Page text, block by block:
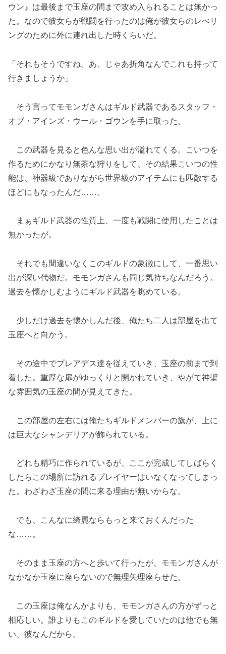
ウン』は最後まで玉座の間まで攻め入られることは無かっ
た。なので彼女らが戦闘を行ったのは俺が彼女らのレべリ
ングのために外に連れ出した時くらいだ。
「それもそうですね。あ、じゃあ折角なんでこれも持って
行きましょうか」
そう言ってモモンガさんはギルド武器であるスタッフ・
オブ・アインズ・ウール・ゴウンを手に取った。
この武器を見ると色んな思い出が溢れてくる。こいつを
作るためにかなり無茶な狩りをして、その結果こいつの性
能は、神器級でありながら世界級のアイテムにも匹敵する
ほどにもなったんだ……。
まぁギルド武器の性質上、一度も戦闘に使用したことは
無かったが。
それでも間違いなくこのギルドの象徴にして、一番思い
出が深い代物だ。モモンガさんも同じ気持ちなんだろう。
過去を懐かしむようにギルド武器を眺めている。
少しだけ過去を懐かしんだ後、俺たち二人は部屋を出て
玉座へと向かう。
その途中でプレアデス達を従えていき、玉座の前まで到
着した。重厚な扉がゆっくりと開かれていき、やがて神聖
な雰囲気の玉座の間が見えてきた。
この部屋の左右には俺たちギルドメンバーの旗が、上に
は巨大なシャンデリアが飾られている。
どれも精巧に作られているが、ここが完成してしばらく
したらこの場所に訪れるプレイヤーはいなくなってしまっ
た。わざわざ玉座の間に来る理由が無いからな。
でも、こんなに綺麗ならもっと来ておくんだった
な……。
そのまま玉座の方へと歩いて行ったが、モモンガさんが
なかなか玉座に座らないので無理矢理座らせた。
この玉座は俺なんかよりも、モモンガさんの方がずっと
相応しい。誰よりもこのギルドを愛していたのは他でも無
い、彼なんだから。